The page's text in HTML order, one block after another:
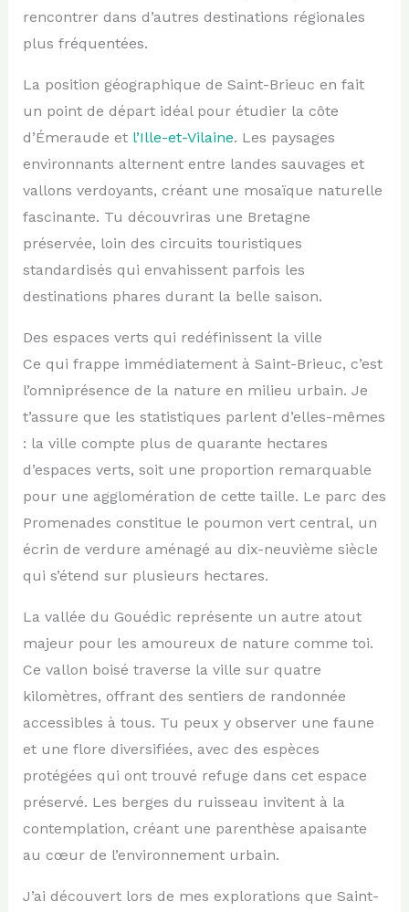
rencontrer dans d’autres destinations régionales
plus fréquentées.
La position géographique de Saint-Brieuc en fait
un point de départ idéal pour étudier la côte
d’Émeraude et l’Ille-et-Vilaine. Les paysages
environnants alternent entre landes sauvages et
vallons verdoyants, créant une mosaïque naturelle
fascinante. Tu découvriras une Bretagne
préservée, loin des circuits touristiques
standardisés qui envahissent parfois les
destinations phares durant la belle saison.
Des espaces verts qui redéfinissent la ville
Ce qui frappe immédiatement à Saint-Brieuc, c’est
l’omniprésence de la nature en milieu urbain. Je
t’assure que les statistiques parlent d’elles-mêmes
: la ville compte plus de quarante hectares
d’espaces verts, soit une proportion remarquable
pour une agglomération de cette taille. Le parc des
Promenades constitue le poumon vert central, un
écrin de verdure aménagé au dix-neuvième siècle
qui s’étend sur plusieurs hectares.
La vallée du Gouédic représente un autre atout
majeur pour les amoureux de nature comme toi.
Ce vallon boisé traverse la ville sur quatre
kilomètres, offrant des sentiers de randonnée
accessibles à tous. Tu peux y observer une faune
et une flore diversifiées, avec des espèces
protégées qui ont trouvé refuge dans cet espace
préservé. Les berges du ruisseau invitent à la
contemplation, créant une parenthèse apaisante
au cœur de l’environnement urbain.
J’ai découvert lors de mes explorations que Saint-